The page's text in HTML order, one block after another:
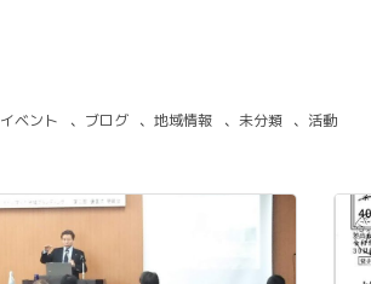
イベント 、 ブログ 、地域情報 、 未分類 、 活動